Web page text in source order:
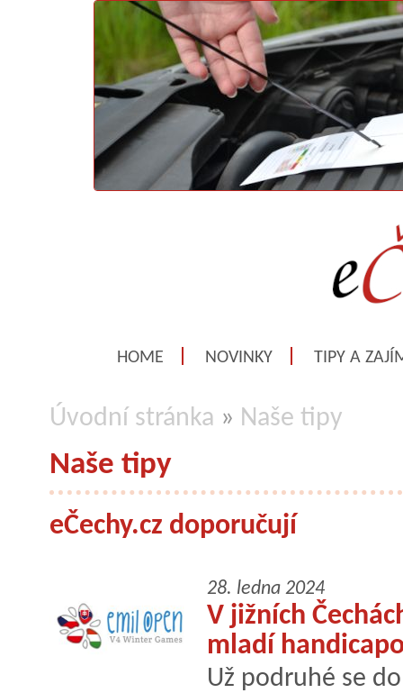
HOME NOVINKY TIPY A
Úvodní stránka » Naše tipy
Naše tipy
eČechy.cz doporučují
28. ledna 2024
V jižních
mladí
Už podruhé se